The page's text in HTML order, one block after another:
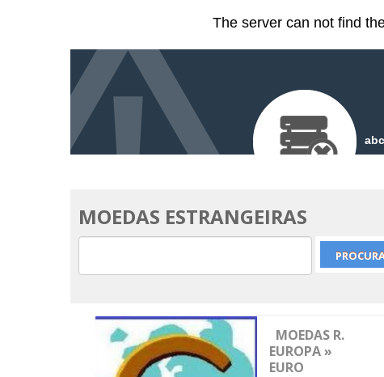
MOEDAS ESTRANGEIRAS
MOEDAS R.
EUROPA »
EURO